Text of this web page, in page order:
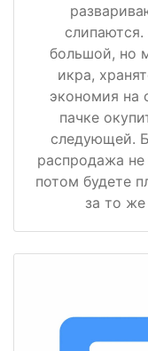
большой, но
икра,
экономия на
пачке
следующей.
распродажа
потом будете
за то